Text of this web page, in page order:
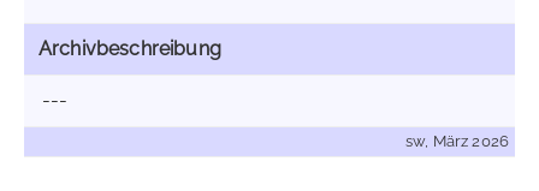
Archivbeschreibung
---
sw, März 2026